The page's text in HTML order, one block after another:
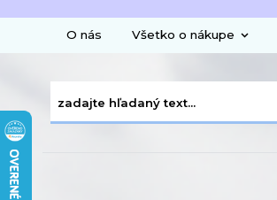
O nás Všetko o nákupe